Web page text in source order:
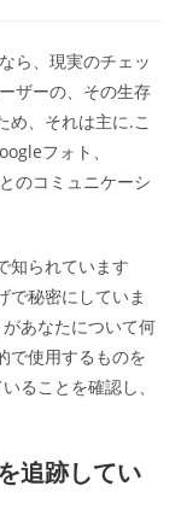
ら、現実のチェッ
ザーの、その生存
め、それは主に.こ
フォト、
のコミュニケーシ
知られています
で秘密にしていま
あなたについて何
で使用するものを
ることを確認し、
追跡してい